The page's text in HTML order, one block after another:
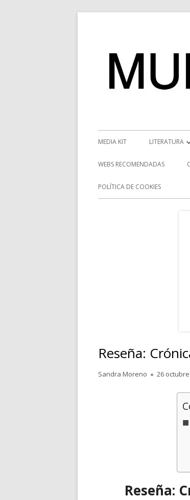
Menú
principal
MEDIA KIT LITERATURA
RESEÑAS
NOVEDADES
WEBS RECOMENDADAS
POLÍTICA DE COOKIES
Reseña:
Autor
Sandra Moreno
Publicado
26
Reseña: